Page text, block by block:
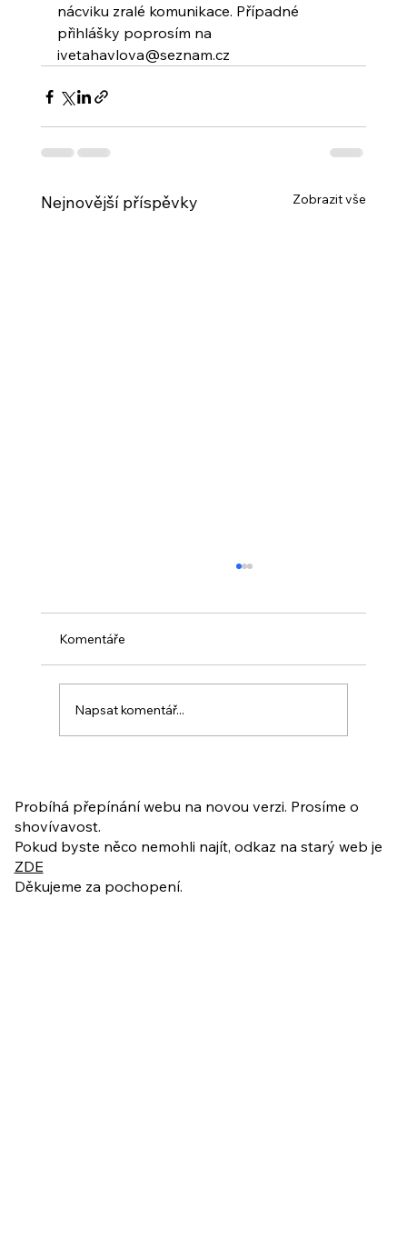
nácviku zralé komunikace. Případné
přihlášky poprosím na
ivetahavlova@seznam.cz
Nejnovější příspěvky Zobrazit vše
ukázkové lekce
Komentáře
Napsat komentář...
Probíhá přepínání webu na novou verzi. Prosíme o
shovívavost.
Pokud byste něco nemohli najít, odkaz na starý web je
ZDE
Děkujeme za pochopení.